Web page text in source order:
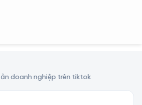
doanh nghiệp trên tiktok